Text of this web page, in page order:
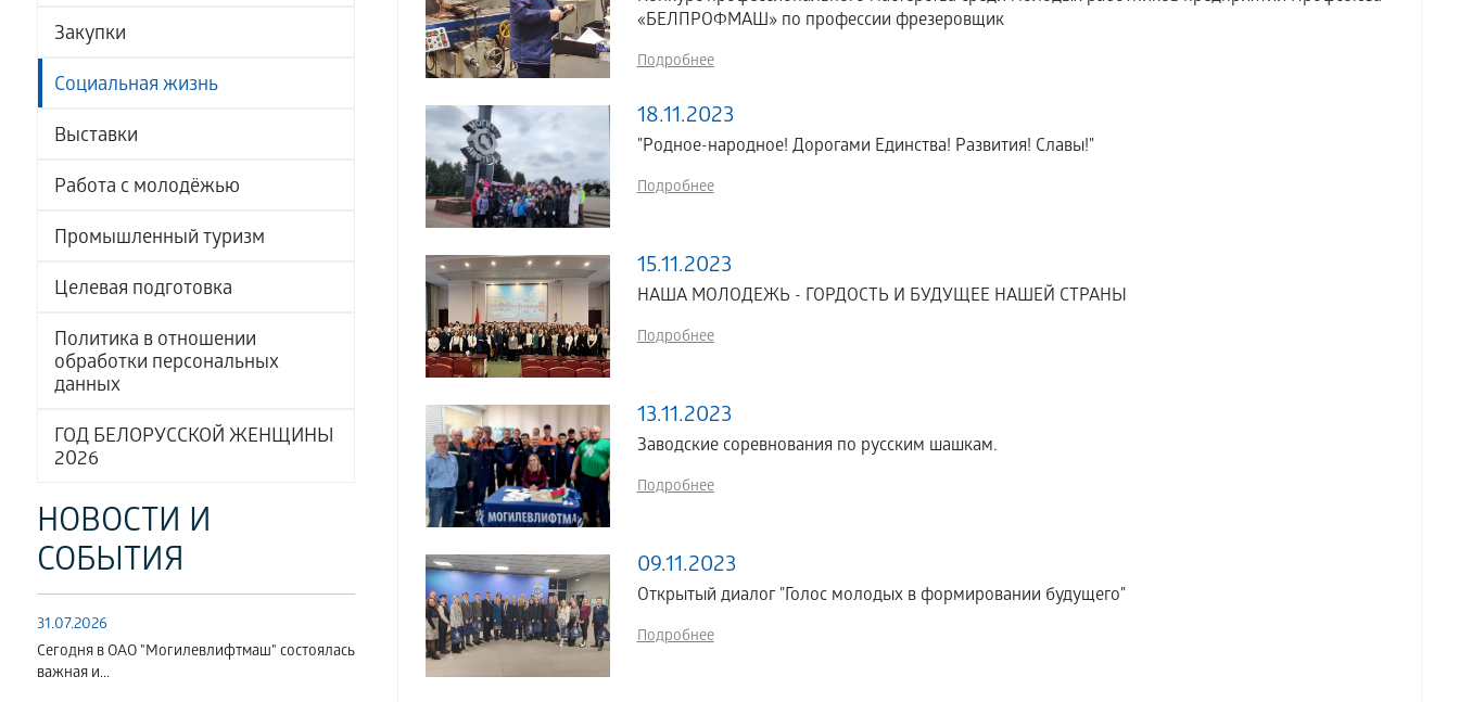
Закупки
Социальная жизнь
Выставки
Работа с молодёжью
Промышленный туризм
Целевая подготовка
Политика в отношении
обработки персональных
данных
ГОД БЕЛОРУССКОЙ ЖЕНЩИНЫ
2026
НОВОСТИ И
СОБЫТИЯ
31.07.2026
Сегодня в ОАО "Могилевлифтмаш" состоялась
важная и...
«БЕЛПРОФМАШ» по профессии фрезеровщик
Подробнее
18.11.2023
"Родное-народное! Дорогами Единства! Развития! Славы!"
Подробнее
15.11.2023
НАША МОЛОДЕЖЬ - ГОРДОСТЬ И БУДУЩЕЕ НАШЕЙ СТРАНЫ
Подробнее
13.11.2023
Заводские соревнования по русским шашкам.
Подробнее
09.11.2023
Открытый диалог "Голос молодых в формировании будущего"
Подробнее